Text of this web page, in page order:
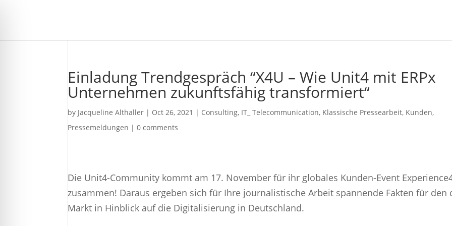
Einladung Trendgespräch “X4U – Wie Unit4 mit ERPx
Unternehmen zukunftsfähig transformiert“
by Jacqueline Althaller | Oct 26, 2021 | Consulting, IT_ Telecommunication, Klassische Pressearbeit, Kunden,
Pressemeldungen |0 comments
Die Unit4-Community kommt am 17. November für ihr globales Kunden-Event
zusammen! Daraus ergeben sich für Ihre journalistische Arbeit spannende Fakten für den
Markt in Hinblick auf die Digitalisierung in Deutschland.